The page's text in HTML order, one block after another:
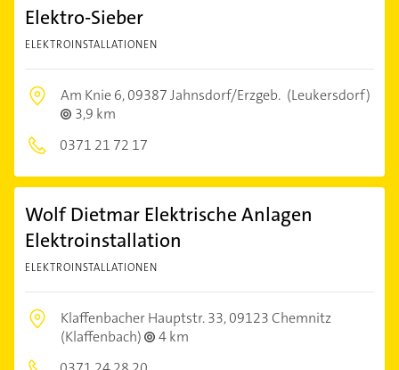
Elektro-Sieber
ELEKTROINSTALLATIONEN
Am Knie 6,09387 Jahnsdorf/Erzgeb. (Leukersdorf)
3,9 km
0371 21 72 17
Wolf Dietmar Elektrische Anlagen
Elektroinstallation
ELEKTROINSTALLATIONEN
Klaffenbacher Hauptstr. 33,09123 Chemnitz
(Klaffenbach)
4 km